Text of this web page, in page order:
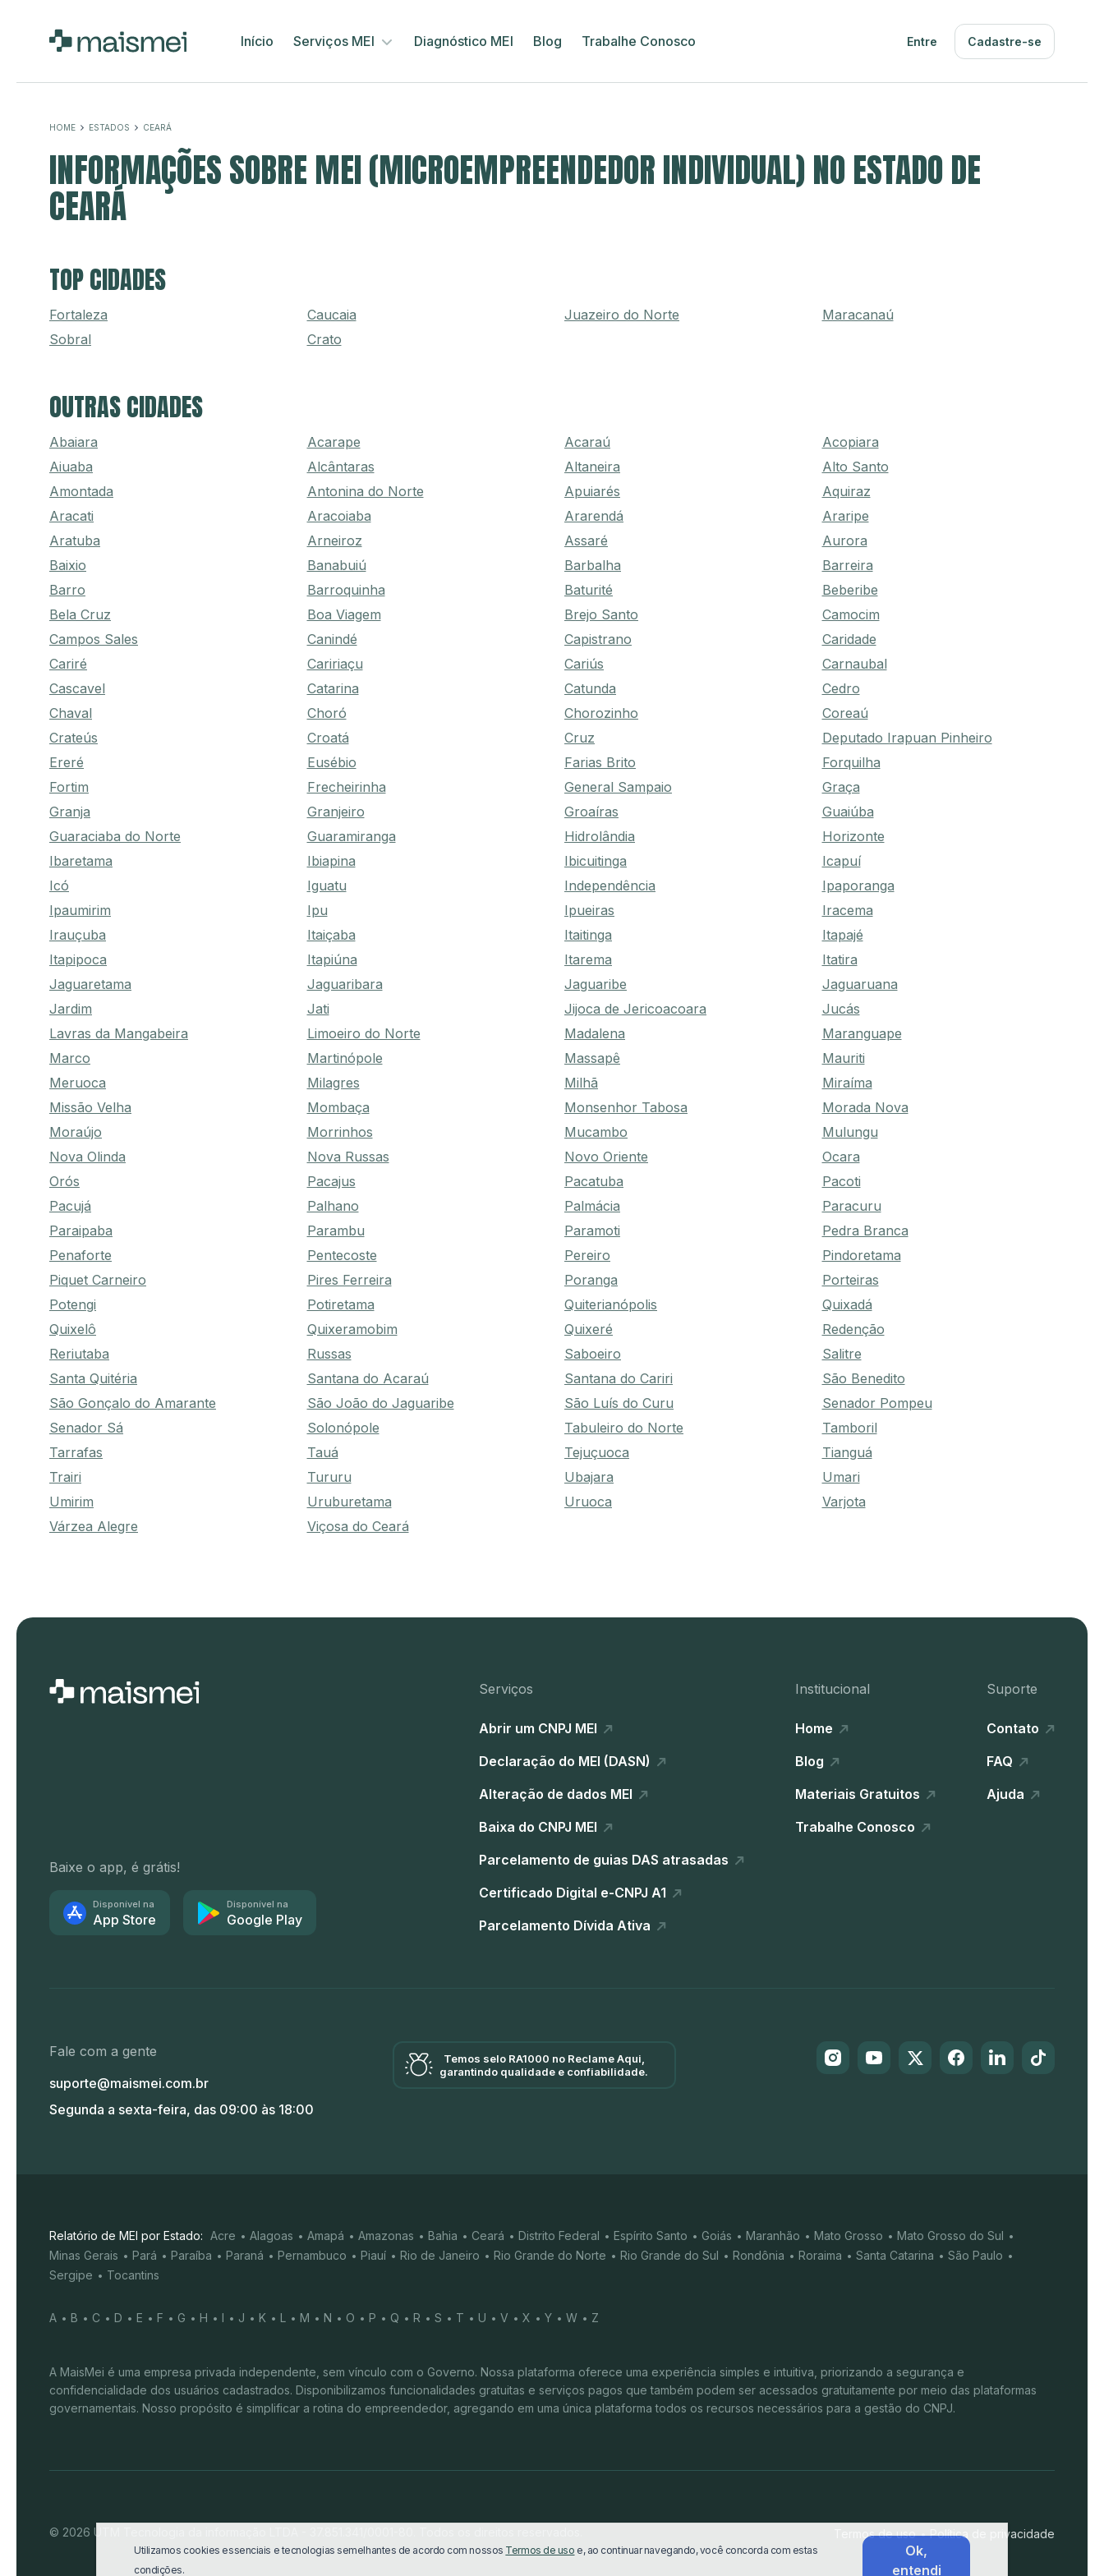
Início Serviços MEI Diagnóstico MEI Blog Trabalhe Conosco Entre Cadastre-se
HOME ESTADOS CEARÁ
INFORMAÇÕES SOBRE MEI (MICROEMPREENDEDOR INDIVIDUAL) NO ESTADO DE
CEARÁ
TOP CIDADES
Fortaleza Caucaia Juazeiro do Norte
Maracanaú
Sobral
Crato
OUTRAS CIDADES
Abaiara Acarape Acaraú
Acopiara
Aiuaba
Alcântaras Altaneira
Alto Santo
Amontada
Antonina do Norte Apuiarés
Aquiraz
Aracati
Aracoiaba Ararendá
Araripe
Aratuba
Arneiroz Assaré
Aurora
Baixio
Banabuiú Barbalha
Barreira
Barro
Barroquinha Baturité
Beberibe
Bela Cruz
Boa Viagem Brejo Santo
Camocim
Campos Sales
Canindé Capistrano
Caridade
Cariré
Caririaçu Cariús
Carnaubal
Cascavel
Catarina Catunda
Cedro
Chaval
Choró Chorozinho
Coreaú
Crateús
Croatá Cruz
Deputado Irapuan Pinheiro
Ereré
Eusébio Farias Brito
Forquilha
Fortim
Frecheirinha General Sampaio
Graça
Granja
Granjeiro Groaíras
Guaiúba
Guaraciaba do Norte
Guaramiranga Hidrolândia
Horizonte
Ibaretama
Ibiapina Ibicuitinga
Icapuí
Icó
Iguatu Independência
Ipaporanga
Ipaumirim
Ipu Ipueiras
Iracema
Irauçuba
Itaiçaba Itaitinga
Itapajé
Itapipoca
Itapiúna Itarema
Itatira
Jaguaretama
Jaguaribara Jaguaribe
Jaguaruana
Jardim
Jati Jijoca de Jericoacoara
Jucás
Lavras da Mangabeira
Limoeiro do Norte Madalena
Maranguape
Marco
Martinópole Massapê
Mauriti
Meruoca
Milagres Milhã
Miraíma
Missão Velha
Mombaça Monsenhor Tabosa
Morada Nova
Moraújo
Morrinhos Mucambo
Mulungu
Nova Olinda
Nova Russas Novo Oriente
Ocara
Orós
Pacajus Pacatuba
Pacoti
Pacujá
Palhano Palmácia
Paracuru
Paraipaba
Parambu Paramoti
Pedra Branca
Penaforte
Pentecoste Pereiro
Pindoretama
Piquet Carneiro
Pires Ferreira Poranga
Porteiras
Potengi
Potiretama Quiterianópolis
Quixadá
Quixelô
Quixeramobim Quixeré
Redenção
Reriutaba
Russas Saboeiro
Salitre
Santa Quitéria
Santana do Acaraú Santana do Cariri
São Benedito
São Gonçalo do Amarante
São João do Jaguaribe São Luís do Curu
Senador Pompeu
Senador Sá
Solonópole Tabuleiro do Norte
Tamboril
Tarrafas
Tauá Tejuçuoca
Tianguá
Trairi
Tururu Ubajara
Umari
Umirim
Uruburetama Uruoca
Varjota
Várzea Alegre
Viçosa do Ceará
Baixe o app, é grátis!
Disponível na
App Store
Disponível na
Google Play
Serviços
Abrir um CNPJ MEI
Declaração do MEI (DASN)
Alteração de dados MEI
Baixa do CNPJ MEI
Parcelamento de guias DAS atrasadas
Certificado Digital e-CNPJ A1
Parcelamento Dívida Ativa
Institucional
Home
Blog
Materiais Gratuitos
Trabalhe Conosco
Suporte
Contato
FAQ
Ajuda
Fale com a gente
suporte@maismei.com.br
Segunda a sexta-feira, das 09:00 às 18:00
Temos selo RA1000 no Reclame Aqui,
garantindo qualidade e confiabilidade.
Relatório de MEI por Estado: Acre Alagoas Amapá Amazonas Bahia Ceará Distrito Federal Espírito Santo Goiás Maranhão Mato Grosso
Mato Grosso do Sul
Minas Gerais
Pará Paraíba Paraná Pernambuco Piauí Rio de Janeiro Rio Grande do Norte Rio Grande do Sul Rondônia Roraima Santa Catarina
São Paulo
Sergipe
Tocantins
A B C D E F G H I J K L M N O P Q R S T U V X Y W Z
A MaisMei é uma empresa privada independente, sem vínculo com o Governo. Nossa plataforma oferece uma experiência simples e intuitiva, priorizando a segurança e
confidencialidade dos usuários cadastrados. Disponibilizamos funcionalidades gratuitas e serviços pagos que também podem ser acessados gratuitamente por meio das plataformas
governamentais. Nosso propósito é simplificar a rotina do empreendedor, agregando em uma única plataforma todos os recursos necessários para a gestão do CNPJ.
© 2026 UTM Tecnologia da informação LTDA - 37.851.341/0001-80. Todos os direitos reservados. Termos de uso Política de privacidade
Utilizamos cookies essenciais e tecnologias semelhantes de acordo com nossos Termos de uso e, ao continuar navegando, você concorda com estas
condições.
Ok,
entendi